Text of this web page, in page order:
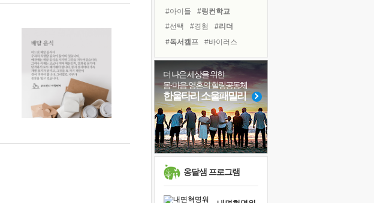
졸업식 사진을 보며
극심한 변비, 어깨결림, 수면 장애
아픈 아버지를 위한 공간 설계
슬럼프
보고 싶은 어머니
유년 시절의 부산 영도 바다
못된 꼰대들
희망이란
'모른다'는 것
#아이들
#링컨학교
#선택
#경험
#리더
#독서캠프
#바이러스
#힐링
#건강 #위기
#삶
#친구
#다짐
#명상
#계획
#나눔
#희망
#유튜브
#도움
#비전캠프
#면역력
더 나은 세상을 위한
몸·마음·영혼의 힐링공동체
한울타리 소울패밀리
옹달샘 프로그램